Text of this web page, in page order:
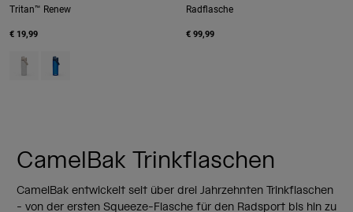
Tritan™ Renew
€ 19,99
Product swatch type of Clear.
Product swatch type of Oxford.
Radflasche
€ 99,99
CamelBak Trinkflaschen
CamelBak entwickelt seit über drei Jahrzehnten Trinkflaschen
- von der ersten Squeeze-Flasche für den Radsport bis hin zu